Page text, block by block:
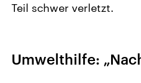
Teil schwer verletzt.
Umwelthilfe: